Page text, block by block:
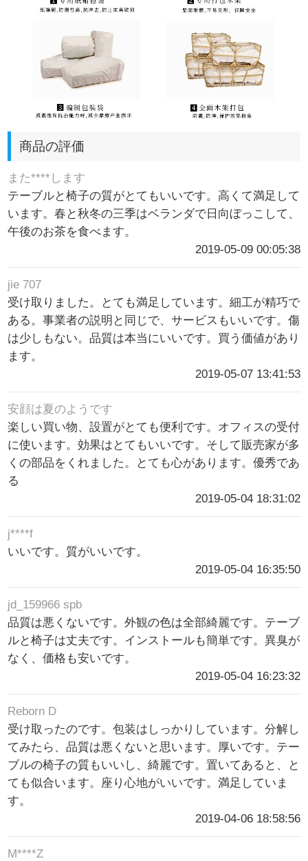
商品の評価
また****します
テーブルと椅子の質がとてもいいです。高くて満足して
います。春と秋冬の三季はベランダで日向ぼっこして、
午後のお茶を食べます。
2019-05-09 00:05:38
jie 707
受け取りました。とても満足しています。細工が精巧で
ある。事業者の説明と同じで、サービスもいいです。傷
は少しもない。品質は本当にいいです。買う価値があり
ます。
2019-05-07 13:41:53
安顔は夏のようです
楽しい買い物、設置がとても便利です。オフィスの受付
に使います。効果はとてもいいです。そして販売家が多
くの部品をくれました。とても心があります。優秀であ
る
2019-05-04 18:31:02
j****f
いいです。質がいいです。
2019-05-04 16:35:50
jd_159966 spb
品質は悪くないです。外観の色は全部綺麗です。テーブ
ルと椅子は丈夫です。インストールも簡単です。異臭が
なく、価格も安いです。
2019-05-04 16:23:32
Reborn D
受け取ったのです。包装はしっかりしています。分解し
てみたら、品質は悪くないと思います。厚いです。テー
ブルの椅子の質もいいし、綺麗です。置いてあると、と
ても似合います。座り心地がいいです。満足していま
す。
2019-04-06 18:58:56
M****Z